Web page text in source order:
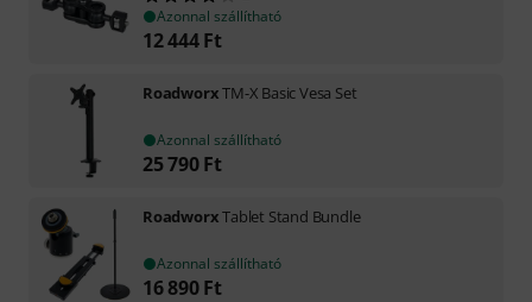
Azonnal szállítható
12 444 Ft
RoadworxTM-X Basic Vesa Set
Azonnal szállítható
25 790 Ft
RoadworxTablet Stand Bundle
Azonnal szállítható
16 890 Ft